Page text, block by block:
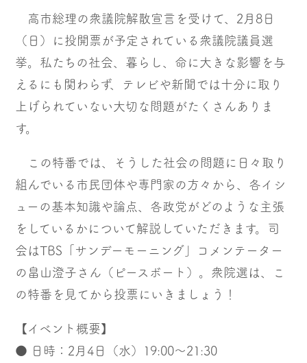
高市総理の衆議院解散宣言を受けて、2月8日
（日）に投開票が予定されている衆議院議員選
挙。私たちの社会、暮らし、命に大きな影響を与
えるにも関わらず、テレビや新聞では十分に取り
上げられていない大切な問題がたくさんありま
す。
この特番では、そうした社会の問題に日々取り
組んでいる市民団体や専門家の方々から、各イシ
ューの基本知識や論点、各政党がどのような主張
をしているかについて解説していただきます。司
会はTBS「サンデーモーニング」コメンテーター
の畠山澄子さん（ピースボート）。衆院選は、こ
の特番を見てから投票にいきましょう！
【イベント概要】
● 日時：2月4日（水）19:00〜21:30